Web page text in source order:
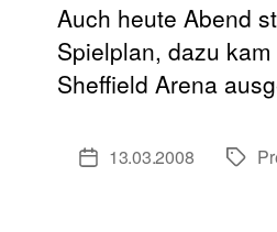
Auch heute Abend
Spielplan, dazu
Sheffield Arena
Veröffentlichungsdatum
13.03.2008